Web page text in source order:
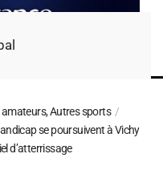
Autres sports
se poursuivent à Vichy
d’atterrissage